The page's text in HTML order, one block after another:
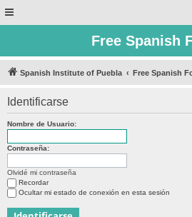
Free Spanish
Spanish Institute of Puebla Free Spanish
Identificarse
Nombre de Usuario:
Contraseña:
Olvidé mi contraseña
Recordar
Ocultar mi estado de conexión en esta sesión